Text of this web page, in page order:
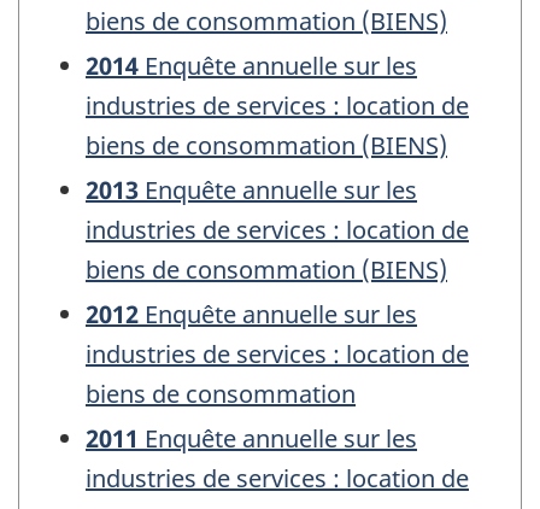
biens de consommation (BIENS)
2014 Enquête annuelle sur les
industries de services : location de
biens de consommation (BIENS)
2013 Enquête annuelle sur les
industries de services : location de
biens de consommation (BIENS)
2012 Enquête annuelle sur les
industries de services : location de
biens de consommation
2011 Enquête annuelle sur les
industries de services : location de